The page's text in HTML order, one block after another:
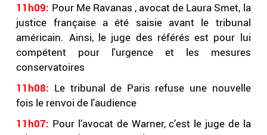
11h09: Pour Me Ravanas , avocat de Laura Smet, la
justice française a été saisie avant le tribunal
américain. Ainsi, le juge des référés est pour lui
compétent pour l'urgence et les mesures
conservatoires
11h08: Le tribunal de Paris refuse une nouvelle
fois le renvoi de l'audience
11h07: Pour l’avocat de Warner, c’est le juge de la